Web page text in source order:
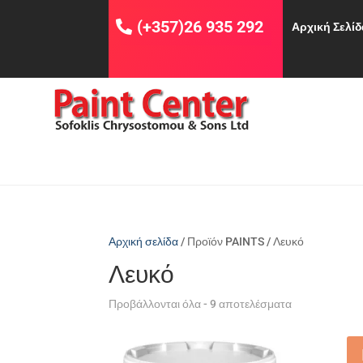
(+357)26 935 292 Αρχική
Αρχική σελίδα / Προϊόν PAINTS / Λευκό
Λευκό
Προβάλλονται όλα - 9 αποτελέσματα